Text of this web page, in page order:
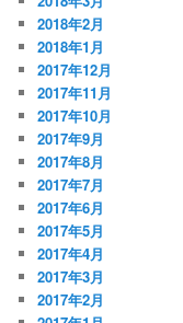
2018年2月
2018年1月
2017年12月
2017年11月
2017年10月
2017年9月
2017年8月
2017年7月
2017年6月
2017年5月
2017年4月
2017年3月
2017年2月